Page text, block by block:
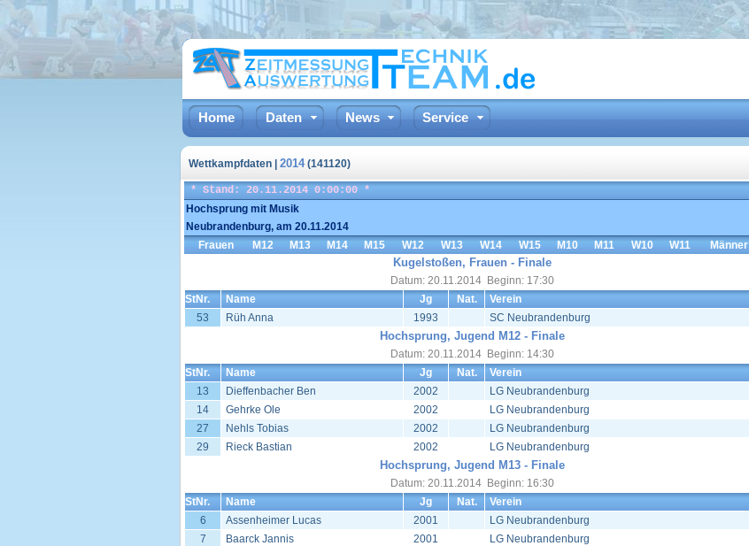
Home Daten News Service
Wettkampfdaten | 2014(141120)
* Stand: 20.11.2014 0:00:00 *
Hochsprung mit Musik
Neubrandenburg, am 20.11.2014
Frauen M12 M13 M14 M15 W12 W13 W14 W15 M10 M11 W10 W11 Männer
Kugelstoßen, Frauen - Finale
Datum: 20.11.2014 Beginn: 17:30
StNr.
Name Jg Nat. Verein
53
Rüh Anna 1993 SC Neubrandenburg
Hochsprung, Jugend M12 - Finale
Datum: 20.11.2014 Beginn: 14:30
StNr.
Name Jg Nat. Verein
13
Dieffenbacher Ben 2002
LG Neubrandenburg
14
Gehrke Ole 2002
LG Neubrandenburg
27
Nehls Tobias 2002
LG Neubrandenburg
29
Rieck Bastian 2002 LG Neubrandenburg
Hochsprung, Jugend M13 - Finale
Datum: 20.11.2014 Beginn: 16:30
StNr.
Name Jg Nat. Verein
6
Assenheimer Lucas 2001
LG Neubrandenburg
7
Baarck Jannis 2001
LG Neubrandenburg